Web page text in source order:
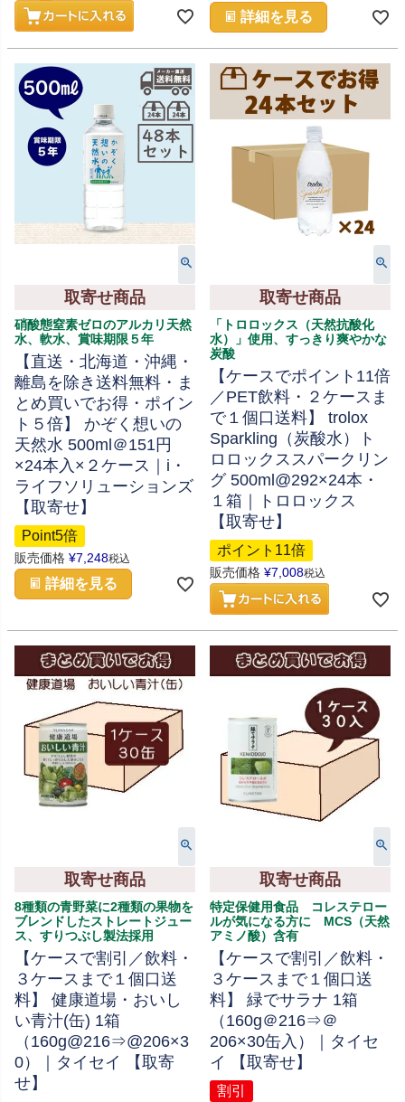
詳細を見る
取寄せ商品
硝酸態窒素ゼロのアルカリ天然
水、軟水、賞味期限５年
【直送・北海道・沖縄・
離島を除き送料無料・ま
とめ買いでお得・ポイン
ト５倍】 かぞく想いの
天然水 500ml＠151円
×24本入×２ケース｜i・
ライフソリューションズ
【取寄せ】
Point5倍
販売価格 ¥7,248税込
詳細を見る
取寄せ商品
「トロロックス（天然抗酸化
水）」使用、すっきり爽やかな
炭酸
【ケースでポイント11倍
／PET飲料・２ケースま
で１個口送料】 trolox
Sparkling（炭酸水）ト
ロロックススパークリン
グ 500ml@292×24本・
１箱｜トロロックス
【取寄せ】
ポイント11倍
販売価格 ¥7,008税込
取寄せ商品
8種類の青野菜に2種類の果物を
ブレンドしたストレートジュー
ス、すりつぶし製法採用
【ケースで割引／飲料・
３ケースまで１個口送
料】 健康道場・おいし
い青汁(缶) 1箱
（160g@216⇒@206×3
0）｜タイセイ 【取寄
せ】
取寄せ商品
特定保健用食品 コレステロー
ルが気になる方に MCS（天然
アミノ酸）含有
【ケースで割引／飲料・
３ケースまで１個口送
料】 緑でサラナ 1箱
（160g＠216⇒＠
206×30缶入）｜タイセ
イ 【取寄せ】
割引